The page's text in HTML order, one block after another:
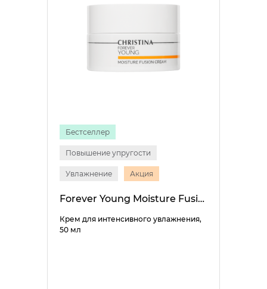
Бестселлер
Повышение упругости
Увлажнение Акция
Forever Young Moisture Fusion Cream
Крем для интенсивного увлажнения,
50 мл